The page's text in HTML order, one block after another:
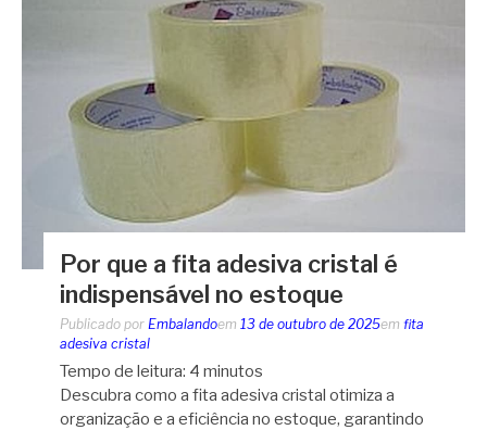
Por que a fita adesiva cristal é
indispensável no estoque
Publicado por Embalandoem 13 de outubro de 2025em fita
adesiva cristal
Tempo de leitura: 4 minutos
Descubra como a fita adesiva cristal otimiza a
organização e a eficiência no estoque, garantindo